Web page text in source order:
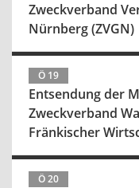
Zweckverband
Nürnberg (ZVGN)
Ö 19
Entsendung der
Zweckverband
Fränkischer
Ö 20